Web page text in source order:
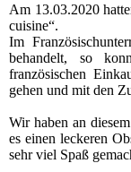
Am 13.03.2020
cuisine“.
Im
behandelt, so
französischen
gehen und mit den
Wir haben an
es einen leckeren
sehr viel Spaß